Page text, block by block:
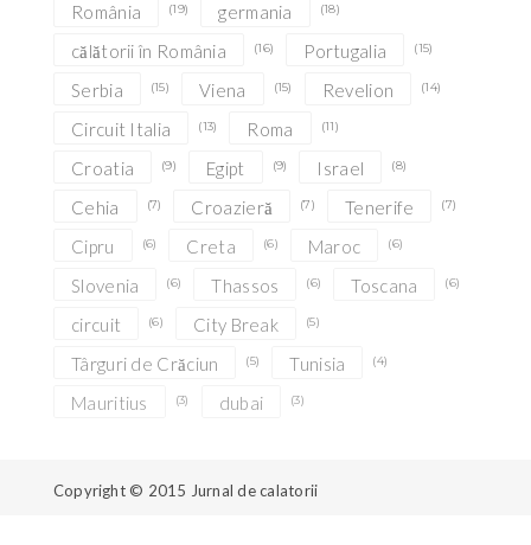
România (19) germania (18)
călătorii în România (16) Portugalia (15)
Serbia (15) Viena (15) Revelion (14)
Circuit Italia (13) Roma (11)
Croatia (9) Egipt (9) Israel (8)
Cehia (7) Croazieră (7) Tenerife (7)
Cipru (6) Creta (6) Maroc (6)
Slovenia (6) Thassos (6) Toscana (6)
circuit (6) City Break (5)
Târguri de Crăciun (5) Tunisia (4)
Mauritius (3) dubai (3)
Copyright © 2015 Jurnal de calatorii